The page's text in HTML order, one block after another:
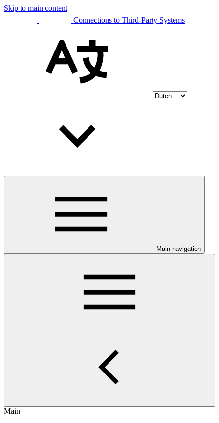
Skip to main content
Connections to Third-Party Systems
Main navigation
Main